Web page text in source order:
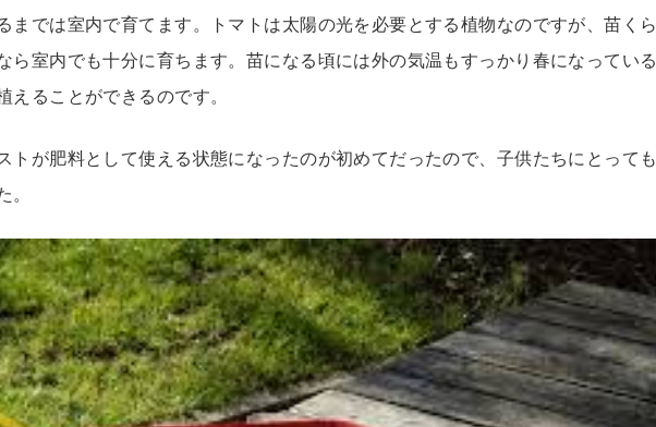
までは室内で育てます。トマトは太陽の光を必要とする植物なのですが、苗くら
ら室内でも十分に育ちます。苗になる頃には外の気温もすっかり春になっている
えることができるのです。
トが肥料として使える状態になったのが初めてだったので、子供たちにとっても
。